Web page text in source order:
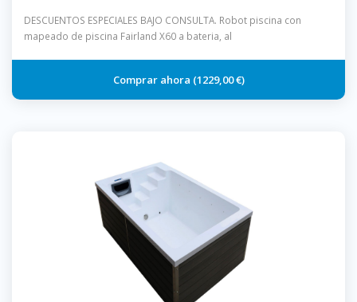
DESCUENTOS ESPECIALES BAJO CONSULTA. Robot piscina con
mapeado de piscina Fairland X60 a bateria, al
1229,00 €